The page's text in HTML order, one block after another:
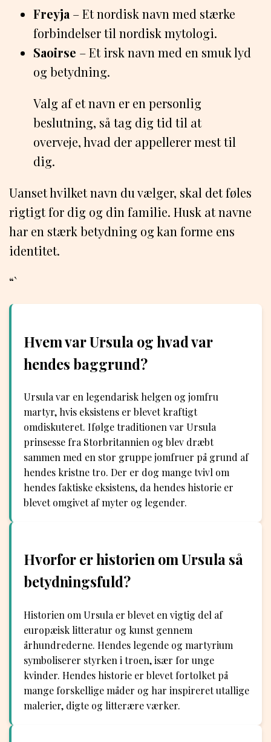
Freyja – Et nordisk navn med stærke
forbindelser til nordisk mytologi.
Saoirse – Et irsk navn med en smuk lyd
og betydning.
Valg af et navn er en personlig
beslutning, så tag dig tid til at
overveje, hvad der appellerer mest til
dig.
Uanset hvilket navn du vælger, skal det føles
rigtigt for dig og din familie. Husk at navne
har en stærk betydning og kan forme ens
identitet.
“`
Hvem var Ursula og hvad var
hendes baggrund?
Ursula var en legendarisk helgen og jomfru
martyr, hvis eksistens er blevet kraftigt
omdiskuteret. Ifølge traditionen var Ursula
prinsesse fra Storbritannien og blev dræbt
sammen med en stor gruppe jomfruer på grund af
hendes kristne tro. Der er dog mange tvivl om
hendes faktiske eksistens, da hendes historie er
blevet omgivet af myter og legender.
Hvorfor er historien om Ursula så
betydningsfuld?
Historien om Ursula er blevet en vigtig del af
europæisk litteratur og kunst gennem
århundrederne. Hendes legende og martyrium
symboliserer styrken i troen, især for unge
kvinder. Hendes historie er blevet fortolket på
mange forskellige måder og har inspireret utallige
malerier, digte og litterære værker.